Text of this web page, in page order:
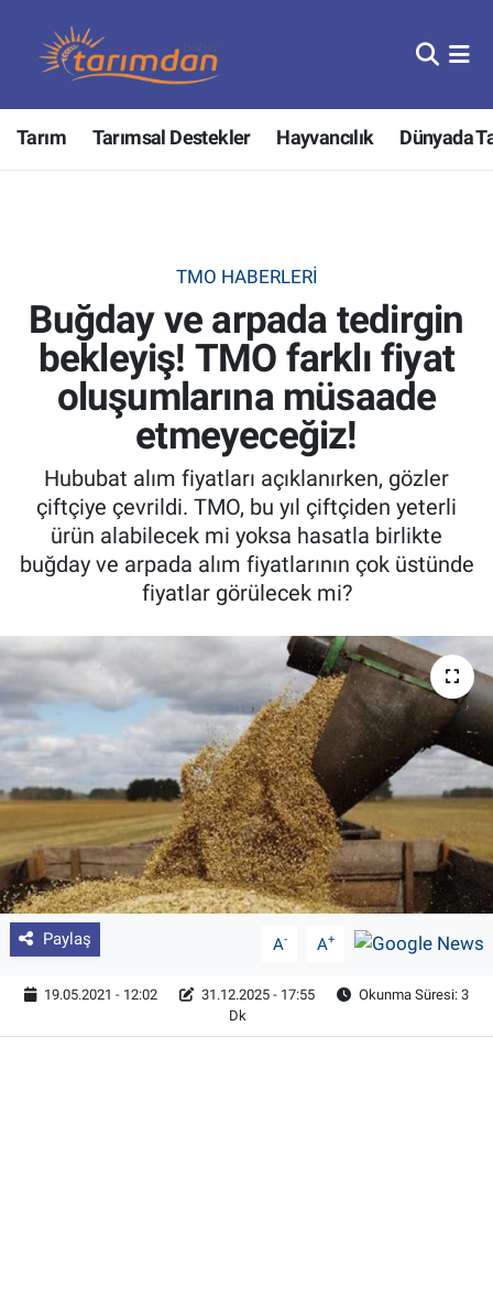
Tarım Tarımsal Destekler Hayvancılık Dünyada
TMO HABERLERI
Buğday ve arpada tedirgin
bekleyiş! TMO farklı fiyat
oluşumlarına müsaade
etmeyeceğiz!
Hububat alım fiyatları açıklanırken, gözler
çiftçiye çevrildi. TMO, bu yıl çiftçiden yeterli
ürün alabilecek mi yoksa hasatla birlikte
buğday ve arpada alım fiyatlarının çok üstünde
fiyatlar görülecek mi?
Paylaş A- A+
19.05.2021 - 12:02 31.12.2025 - 17:55
Okunma Süresi: 3
Dk
Tarım
Hayvancılık
Tarımsal Destekler
Tarım Bakanlığı
Tarım Kredi Kooperatifleri
Pankobirlik
Et fiyatları
Tarım Bilgisi
Yetiştirici Soruyor
Dünyada Tarım
Üretici Birlikleri
Şeker ve Şekerli Mamüller
Tahıllar ve Baklagiller
Tohum
Nöbetçi Eczaneler
Hava Durumu
Tüm Manşetler
Son Dakika Haberleri
Haber Arşivi